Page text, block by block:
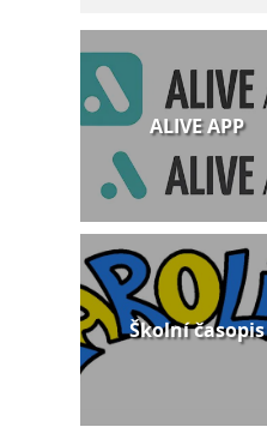
ALIVE APP
Školní časopis